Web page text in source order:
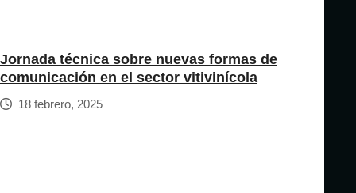
Jornada técnica sobre nuevas formas de
comunicación en el sector vitivinícola
18 febrero, 2025